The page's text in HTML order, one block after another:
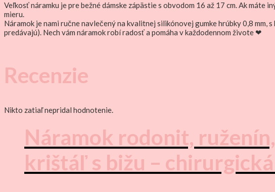
Veľkosť náramku je pre bežné dámske zápästie s obvodom 16 až 17 cm. Ak
mieru.
Náramok je nami ručne navlečený na kvalitnej silikónovej gumke hrúbky 0,8 mm,
predávajú). Nech vám náramok robí radosť a pomáha v každodennom živote ❤
Recenzie
Nikto zatiaľ nepridal hodnotenie.
Náramok rodonit, ruženín,
krištáľ s bižu –